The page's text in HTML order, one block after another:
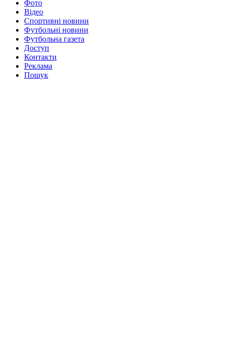
Фото
Відео
Спортивні новини
Футбольні новини
Футбольна газета
Доступ
Контакти
Реклама
Пошук